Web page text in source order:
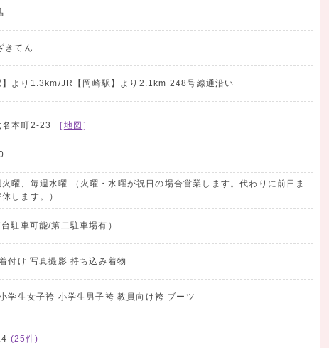
きてん
】より1.3km/JR【岡崎駅】より2.1km 248号線通沿い
名本町2-23
［ 地図 ］
曜、毎週水曜 （火曜・水曜が祝日の場合営業します。代わりに前日ま
します。）
駐車可能/第二駐車場有）
付け 写真撮影 持ち込み着物
学生女子袴 小学生男子袴 教員向け袴 ブーツ
(25件)